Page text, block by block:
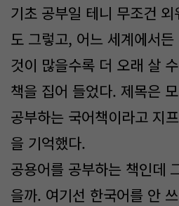
기초 공부일 테니 무조건
도 그렇고, 어느 세계에서
것이 많을수록 더 오래 살
책을 집어 들었다. 제목은
공부하는 국어책이라고 지
을 기억했다.
공용어를 공부하는 책인데
을까. 여기선 한국어를 안